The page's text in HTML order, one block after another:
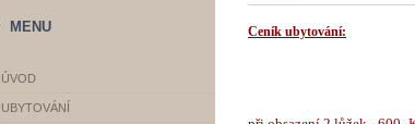
Ceník ubytování:
MENU
ÚVOD
UBYTOVÁNÍ